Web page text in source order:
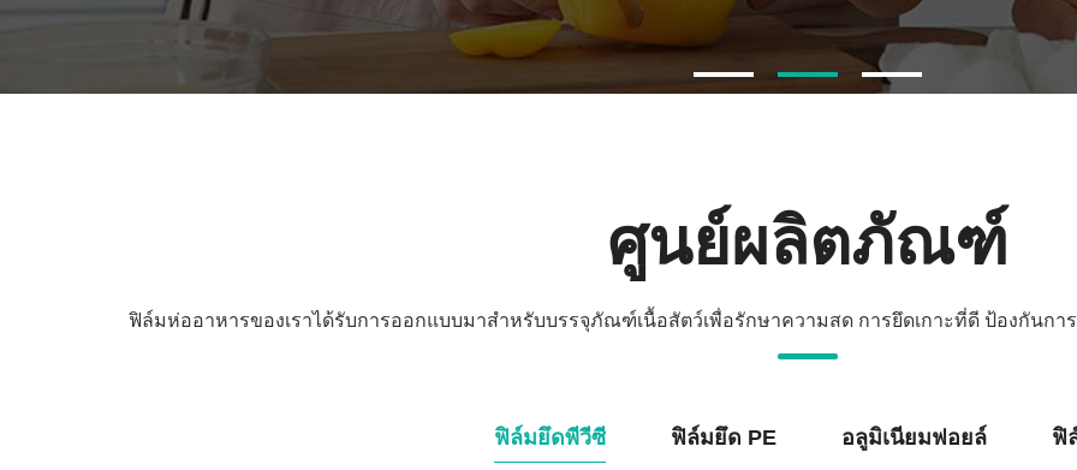
ศูนย์ผลิตภัณฑ์
ฟิล์มห่ออาหารของเราได้รับการออกแบบมาสำหรับบรรจุภัณฑ์เนื้อสัตว์เพื่อรักษาความสด การยึดเกาะที่ดี ป้องกันกา
ฟิล์มยึดพีวีซี ฟิล์มยึด PE อลูมิเนียมฟอยล์ ฟิ